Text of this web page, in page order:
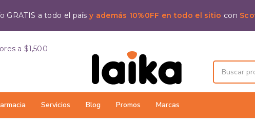
GRATIS a todo el paísy además 10%0FF en todo el sitio con
Servicios Blog Promos Marcas
a $1,500